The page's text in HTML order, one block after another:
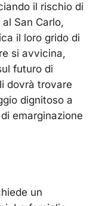
il rischio di
San Carlo,
il loro grido di
si avvicina,
futuro di
dovrà trovare
dignitoso a
emarginazione
un